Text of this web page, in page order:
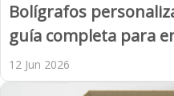
Bolígrafos
guía completa para
12 Jun 2026